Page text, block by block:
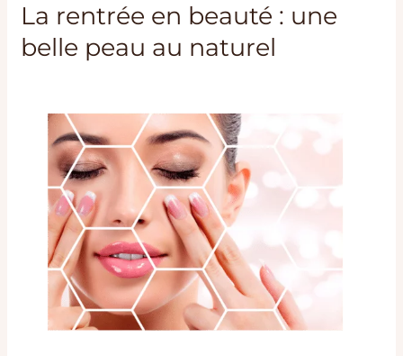
La rentrée en beauté : une
belle peau au naturel
La
rentrée
en
peau
naturel